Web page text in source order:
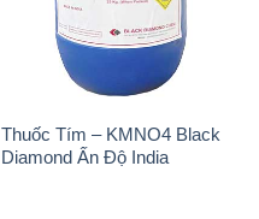
Thuốc Tím – KMNO4 Black
Diamond Ấn Độ India